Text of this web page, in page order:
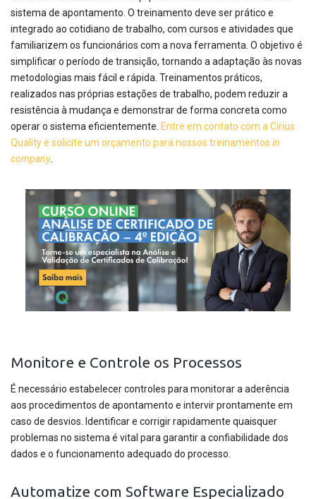
sistema de apontamento. O treinamento deve ser prático e
integrado ao cotidiano de trabalho, com cursos e atividades que
familiarizem os funcionários com a nova ferramenta. O objetivo é
simplificar o período de transição, tornando a adaptação às novas
metodologias mais fácil e rápida. Treinamentos práticos,
realizados nas próprias estações de trabalho, podem reduzir a
resistência à mudança e demonstrar de forma concreta como
operar o sistema eficientemente. Entre em contato com a Cirius
Quality e solicite um orçamento para nossos treinamentos in
company.
Monitore e Controle os Processos
É necessário estabelecer controles para monitorar a aderência
aos procedimentos de apontamento e intervir prontamente em
caso de desvios. Identificar e corrigir rapidamente quaisquer
problemas no sistema é vital para garantir a confiabilidade dos
dados e o funcionamento adequado do processo.
Automatize com Software Especializado